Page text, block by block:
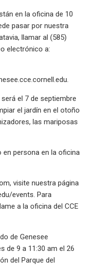
en la oficina de 10
pasar por nuestra
llamar al (585)
electrónico a:
el 7 de septiembre
el jardín en el otoño
las mariposas
persona en la oficina
visite nuestra página
events. Para
a la oficina del CCE
de Genesee
de 9 a 11:30 am el 26
del Parque del